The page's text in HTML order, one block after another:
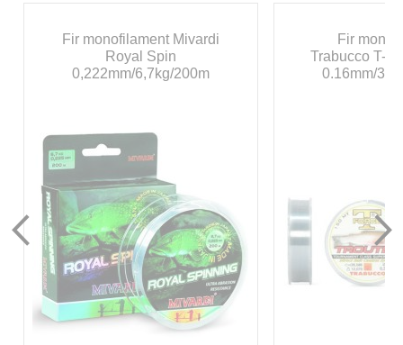
Fir monofilament Mivardi
Royal Spin
0,222mm/6,7kg/200m
Fir
Trabucco T-
0.16mm/